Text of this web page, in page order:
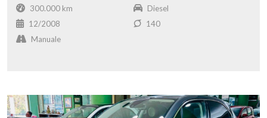
300.000 km
Diesel
12/2008
140
Manuale